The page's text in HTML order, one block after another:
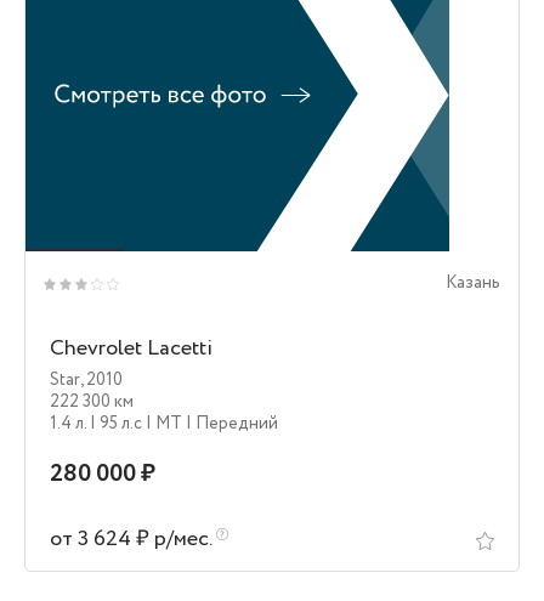
Казань
Chevrolet Lacetti
Star,2010
222 300 км
1.4 л. | 95 л.c | MT | Передний
280 000 ₽
от 3 624 ₽ р/мес.